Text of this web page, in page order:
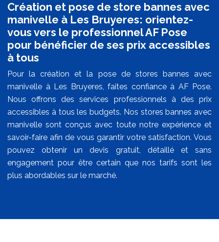
Création et pose de store bannes avec
manivelle à Les Bruyeres: orientez-
vous vers le professionnel AF Pose
pour bénéficier de ses prix accessibles
à tous
Pour la création et la pose de stores bannes avec
manivelle à Les Bruyeres, faites confiance à AF Pose.
Nous offrons des services professionnels à des prix
accessibles à tous les budgets. Nos stores bannes avec
manivelle sont conçus avec toute notre expérience et
savoir-faire afin de vous garantir votre satisfaction. Vous
pouvez obtenir un devis gratuit, détaillé et sans
engagement pour être certain que nos tarifs sont les
plus abordables sur le marché.